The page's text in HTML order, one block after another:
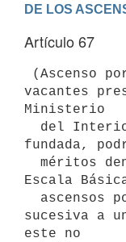
DE LOS
Artículo 67
vacantes
Ministerio
fundada,
Escala
sucesiva a
este no